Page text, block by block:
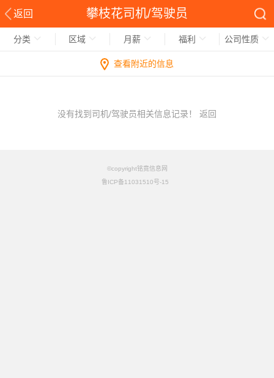
返回 攀枝花司机/驾驶员
分类 区域 月薪 福利 公司性质
查看附近的信息
没有找到司机/驾驶员相关信息记录！ 返回
©copyright铭竟信息网
鲁ICP备11031510号-15